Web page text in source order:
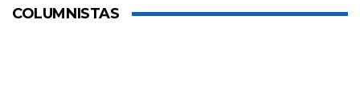
COLUMNISTAS